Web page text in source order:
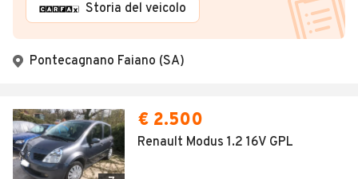
Storia del veicolo
Pontecagnano Faiano (SA)
€ 2.500
Renault Modus 1.2 16V GPL